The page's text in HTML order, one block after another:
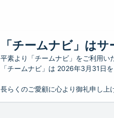
「チームナビ」は
平素より「チームナビ」をご利用い
「チームナビ」は 2026年3月31日
長らくのご愛顧に心より御礼申し上